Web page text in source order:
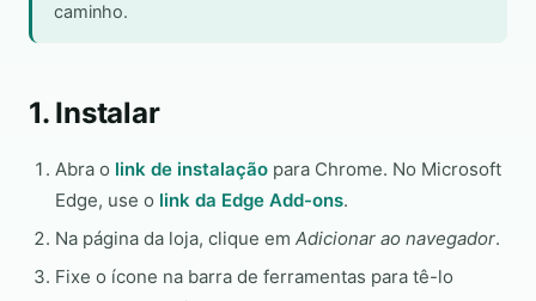
caminho.
1. Instalar
Abra o link de instalação para Chrome. No Microsoft
Edge, use o link da Edge Add-ons.
Na página da loja, clique em Adicionar ao navegador.
Fixe o ícone na barra de ferramentas para tê-lo